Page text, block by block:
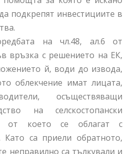
подкрепят инвестициите в
на чл.48, ал.6 от
връзка с решението на ЕК,
й, води до извода,
облекчение имат лицата,
осъществяващи
на селскостопански
от което се облагат с
Като са приели обратното,
неправилно са тълкували и